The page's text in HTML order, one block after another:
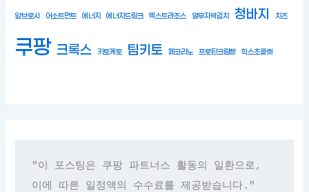
암브로시 어소트먼트 에너지 에너지드링크 엑스트라조스 열무자박김치 청바지 치즈
쿠팡 크록스 키토케토 팀키토 페코리노 프로틴크림빵 힉스초콜렛
"이 포스팅은 쿠팡 파트너스 활동의 일환으로,
이에 따른 일정액의 수수료를 제공받습니다."